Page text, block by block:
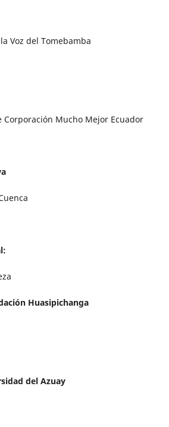
Voz del Tomebamba
Corporación Mucho Mejor Ecuador
Huasipichanga
del Azuay